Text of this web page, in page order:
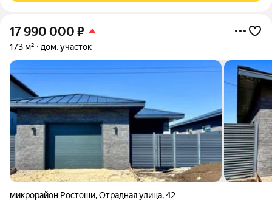
17 990 000 ₽
173 м² дом, участок
микрорайон Ростоши,Отрадная улица,42